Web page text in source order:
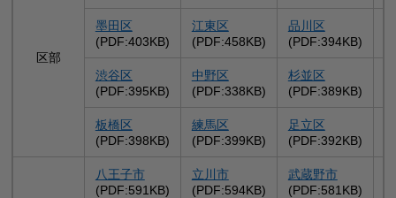
区部
墨田区
(PDF:403KB)
江東区
(PDF:458KB)
品川区
(PDF:394KB)
渋谷区
(PDF:395KB)
中野区
(PDF:338KB)
杉並区
(PDF:389KB)
板橋区
(PDF:398KB)
練馬区
(PDF:399KB)
足立区
(PDF:392KB)
八王子市
(PDF:591KB)
立川市
(PDF:594KB)
武蔵野市
(PDF:581KB)